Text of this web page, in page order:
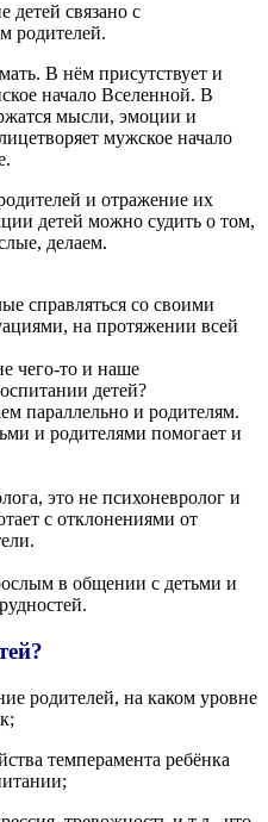
детей связано с
родителей.
В нём присутствует и
начало Вселенной. В
мысли, эмоции и
мужское начало
и отражение их
детей можно судить о том,
делаем.
справляться со своими
на протяжении всей
чего-то и наше
детей?
параллельно и родителям.
и родителями помогает и
это не психоневролог и
с отклонениями от
в общении с детьми и
родителей, на каком уровне
темперамента ребёнка